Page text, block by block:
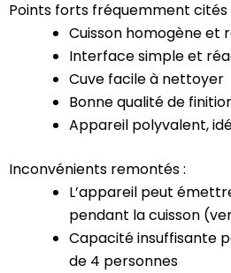
Points forts fréquemment cités
Cuisson homogène et
Interface simple et
Cuve facile à nettoyer
Bonne qualité de
Appareil polyvalent,
Inconvénients remontés :
L’appareil peut
pendant la cuisson
Capacité insuffisante
de 4 personnes